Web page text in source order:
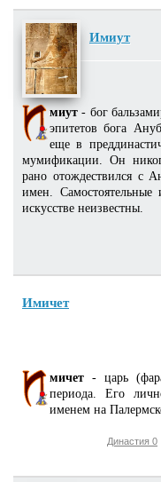
Имиут
миут - бог
эпитетов бога
еще в
мумификации. Он
рано отождествился с
имен. Самостоятельные
искусстве неизвестны.
Имичет
мичет - царь
периода. Его
именем на
Династия 0